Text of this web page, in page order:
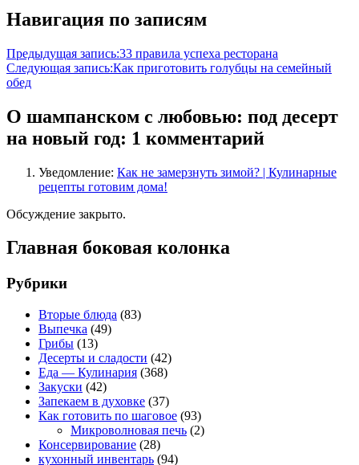
Навигация по записям
Предыдущая запись:33 правила успеха ресторана
Следующая запись:Как приготовить голубцы на семейный
обед
О шампанском с любовью: под десерт
на новый год: 1 комментарий
Уведомление: Как не замерзнуть зимой? | Кулинарные
рецепты готовим дома!
Обсуждение закрыто.
Главная боковая колонка
Рубрики
Вторые блюда (83)
Выпечка (49)
Грибы (13)
Десерты и сладости (42)
Еда — Кулинария (368)
Закуски (42)
Запекаем в духовке (37)
Как готовить по шаговое (93)
Микроволновая печь (2)
Консервирование (28)
кухонный инвентарь (94)